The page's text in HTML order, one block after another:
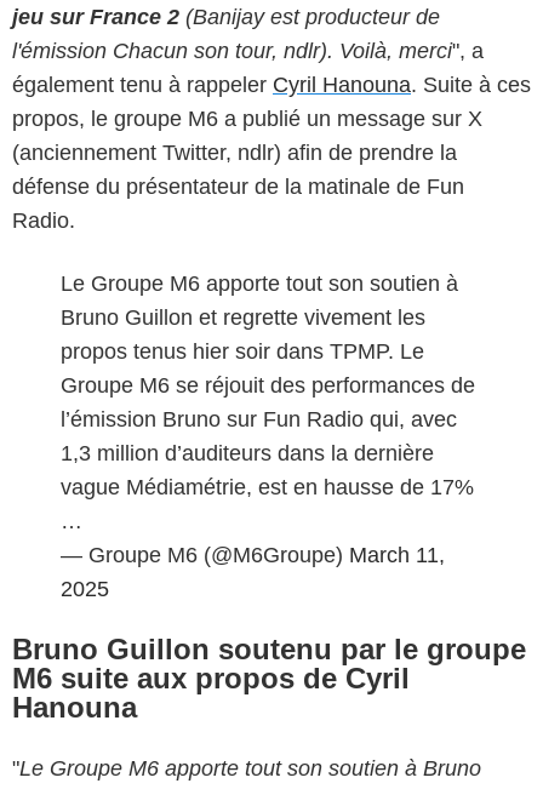
jeu sur France 2 (Banijay est producteur de
l'émission Chacun son tour, ndlr). Voilà, merci", a
également tenu à rappeler Cyril Hanouna. Suite à ces
propos, le groupe M6 a publié un message sur X
(anciennement Twitter, ndlr) afin de prendre la
défense du présentateur de la matinale de Fun
Radio.
Le Groupe M6 apporte tout son soutien à
Bruno Guillon et regrette vivement les
propos tenus hier soir dans TPMP. Le
Groupe M6 se réjouit des performances de
l’émission Bruno sur Fun Radio qui, avec
1,3 million d’auditeurs dans la dernière
vague Médiamétrie, est en hausse de 17%
…
— Groupe M6 (@M6Groupe) March 11,
2025
Bruno Guillon soutenu par le groupe
M6 suite aux propos de Cyril
Hanouna
"Le Groupe M6 apporte tout son soutien à Bruno